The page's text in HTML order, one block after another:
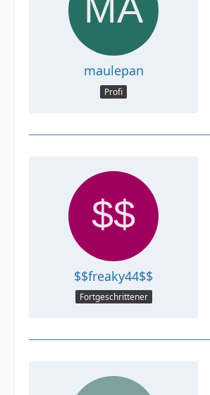
maulepan
Profi
$$freaky44$$
Fortgeschrittener